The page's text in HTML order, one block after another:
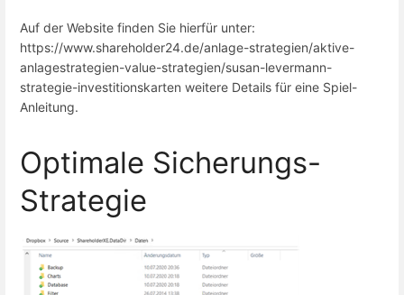
Auf der Website finden Sie hierfür unter:
https://www.shareholder24.de/anlage-strategien/aktive-
anlagestrategien-value-strategien/susan-levermann-
strategie-investitionskarten weitere Details für eine Spiel-
Anleitung.
Optimale Sicherungs-
Strategie